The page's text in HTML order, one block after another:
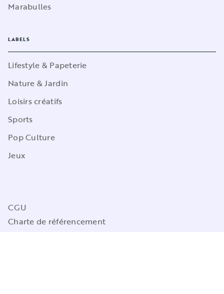
Marabulles
LABELS
Lifestyle & Papeterie
Nature & Jardin
Loisirs créatifs
Sports
Pop Culture
Jeux
CGU
Charte de référencement